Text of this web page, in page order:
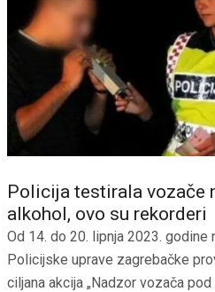
Policija testirala vozače
alkohol, ovo su rekorderi
Od 14. do 20. lipnja 2023. godine
Policijske uprave zagrebačke
ciljana akcija „Nadzor vozača